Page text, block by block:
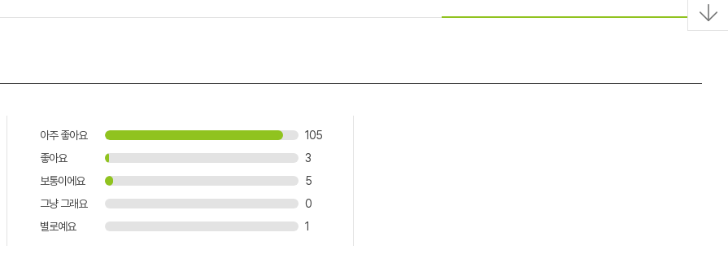
아주 좋아요
105
좋아요
3
보통이에요
5
그냥 그래요
0
별로예요
1